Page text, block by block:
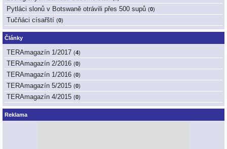
Pytláci slonů v Botswaně otrávili přes 500 supů (0)
Tučňáci císařští (0)
Články
TERAmagazín 1/2017 (4)
TERAmagazín 2/2016 (0)
TERAmagazín 1/2016 (0)
TERAmagazín 5/2015 (0)
TERAmagazín 4/2015 (0)
Reklama